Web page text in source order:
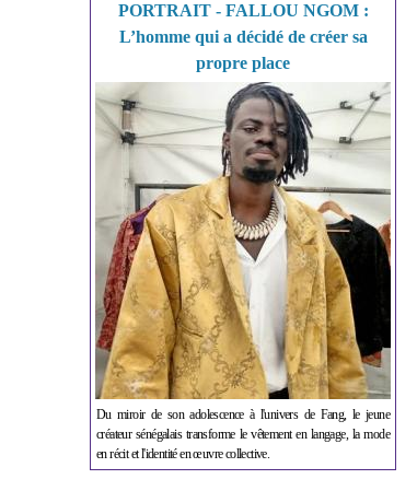
PORTRAIT - FALLOU NGOM :
L’homme qui a décidé de créer sa
propre place
Du miroir de son adolescence à l'univers de Fang, le jeune
créateur sénégalais transforme le vêtement en langage, la mode
en récit et l'identité en œuvre collective.